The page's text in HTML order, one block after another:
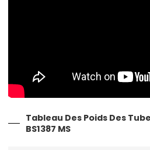
Tableau Des Poids Des
BS1387 MS